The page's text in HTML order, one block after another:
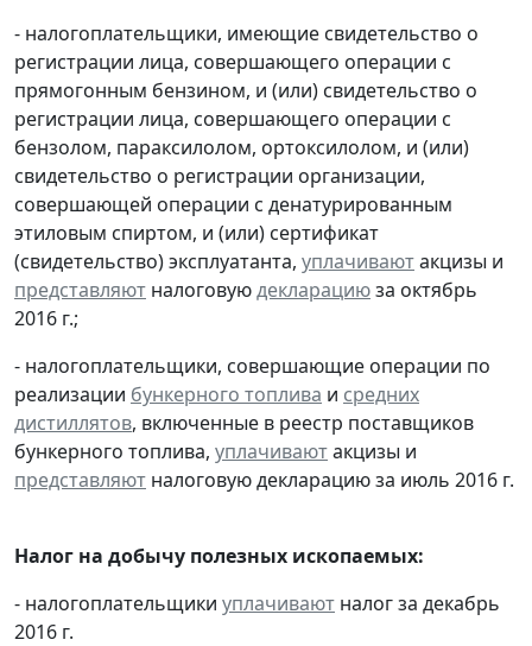
- налогоплательщики, имеющие свидетельство о
регистрации лица, совершающего операции с
прямогонным бензином, и (или) свидетельство о
регистрации лица, совершающего операции с
бензолом, параксилолом, ортоксилолом, и (или)
свидетельство о регистрации организации,
совершающей операции с денатурированным
этиловым спиртом, и (или) сертификат
(свидетельство) эксплуатанта, уплачиваютакцизы и
представляют налоговуюдекларациюза октябрь
2016 г.;
- налогоплательщики, совершающие операции по
реализации бункерного топлива и средних
дистиллятов, включенные в реестр поставщиков
бункерного топлива, уплачиваютакцизы и
представляют налоговую декларацию за июль 2016 г.
Налог на добычу полезных ископаемых:
- налогоплательщики уплачивают налог за декабрь
2016 г.